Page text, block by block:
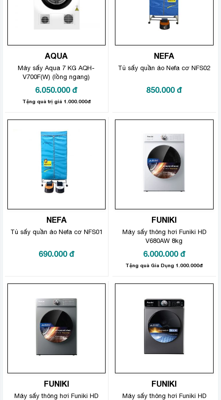
AQUA
Máy sấy Aqua 7 KG AQH-
V700F(W) (lồng ngang)
6.050.000 đ
Tặng quà trị giá 1.000.000đ
NEFA
Tủ sấy quần áo Nefa cơ NFS02
850.000 đ
NEFA
Tủ sấy quần áo Nefa cơ NFS01
690.000 đ
FUNIKI
Máy sấy thông hơi Funiki HD
V680AW 8kg
6.000.000 đ
Tặng quà Gia Dụng 1.000.000đ
FUNIKI
Máy sấy thông hơi Funiki HD
FUNIKI
Máy sấy thông hơi Funiki HD